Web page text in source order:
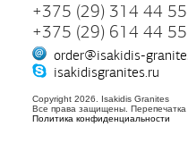
+375 (29) 314 44 55
+375 (29) 614 44 55
order@isakidis-
isakidisgranites.ru
Copyright 2026. Isakidis Granites
Все права защищены.
Политика конфиденциальности